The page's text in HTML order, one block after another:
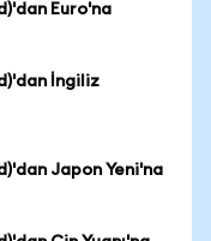
Euro'na
İngiliz
Japon Yeni'na